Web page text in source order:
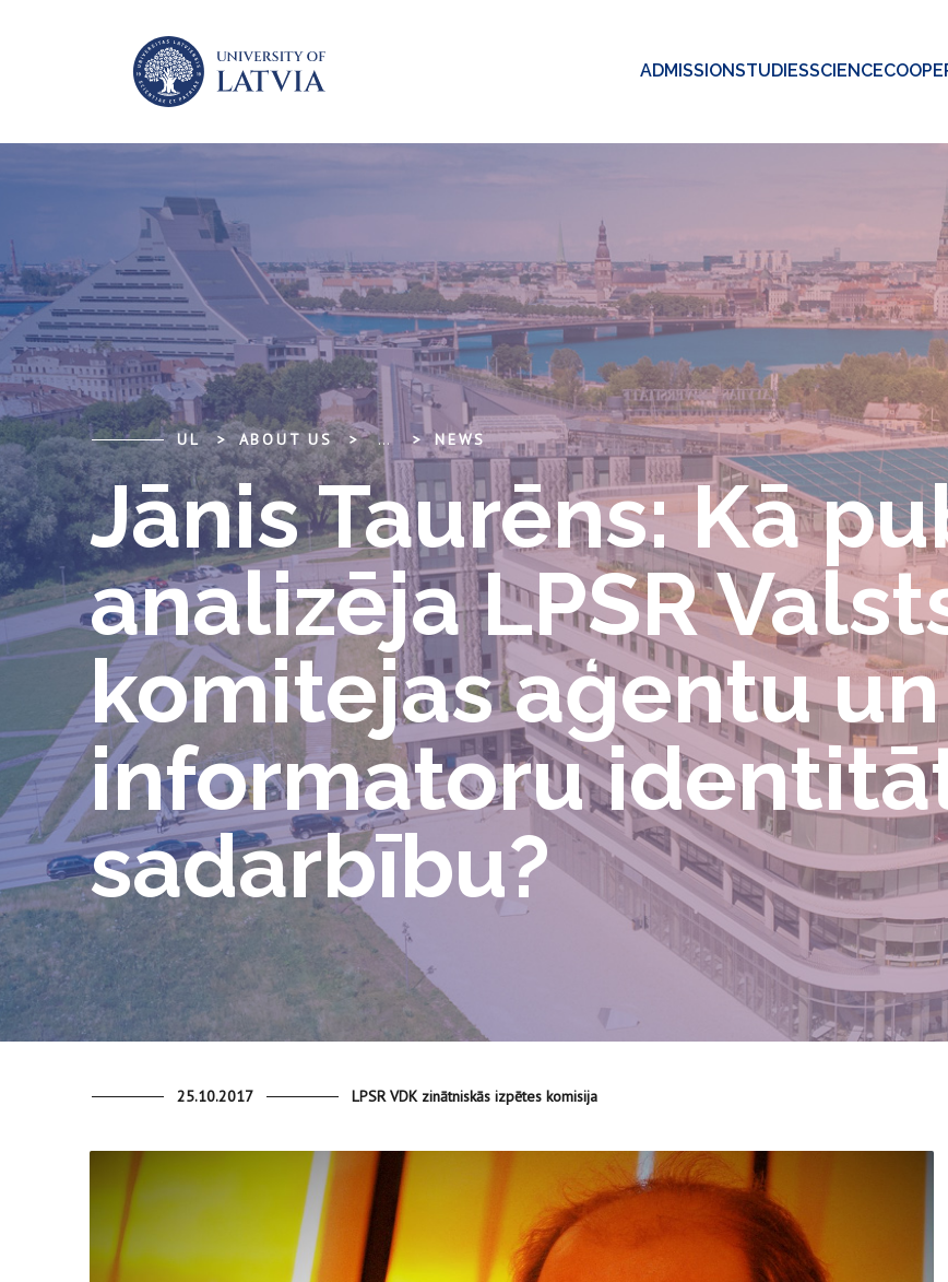
ADMISSIONSTUDIESSCIENCE
UL ABOUT US ... NEWS
Jānis Taurēns: Kā
analizēja LPSR
komitejas aģentu un
informatoru
sadarbību?
25.10.2017 LPSR VDK zinātniskās izpētes komisija